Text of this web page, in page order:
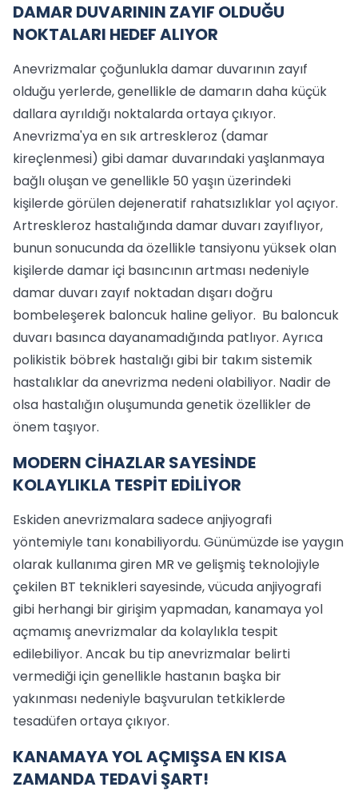
DAMAR DUVARININ ZAYIF OLDUĞU
NOKTALARI HEDEF ALIYOR
Anevrizmalar çoğunlukla damar duvarının zayıf
olduğu yerlerde, genellikle de damarın daha küçük
dallara ayrıldığı noktalarda ortaya çıkıyor.
Anevrizma'ya en sık artreskleroz (damar
kireçlenmesi) gibi damar duvarındaki yaşlanmaya
bağlı oluşan ve genellikle 50 yaşın üzerindeki
kişilerde görülen dejeneratif rahatsızlıklar yol açıyor.
Artreskleroz hastalığında damar duvarı zayıflıyor,
bunun sonucunda da özellikle tansiyonu yüksek olan
kişilerde damar içi basıncının artması nedeniyle
damar duvarı zayıf noktadan dışarı doğru
bombeleşerek baloncuk haline geliyor. Bu baloncuk
duvarı basınca dayanamadığında patlıyor. Ayrıca
polikistik böbrek hastalığı gibi bir takım sistemik
hastalıklar da anevrizma nedeni olabiliyor. Nadir de
olsa hastalığın oluşumunda genetik özellikler de
önem taşıyor.
MODERN CİHAZLAR SAYESİNDE
KOLAYLIKLA TESPİT EDİLİYOR
Eskiden anevrizmalara sadece anjiyografi
yöntemiyle tanı konabiliyordu. Günümüzde ise yaygın
olarak kullanıma giren MR ve gelişmiş teknolojiyle
çekilen BT teknikleri sayesinde, vücuda anjiyografi
gibi herhangi bir girişim yapmadan, kanamaya yol
açmamış anevrizmalar da kolaylıkla tespit
edilebiliyor. Ancak bu tip anevrizmalar belirti
vermediği için genellikle hastanın başka bir
yakınması nedeniyle başvurulan tetkiklerde
tesadüfen ortaya çıkıyor.
KANAMAYA YOL AÇMIŞSA EN KISA
ZAMANDA TEDAVİ ŞART!